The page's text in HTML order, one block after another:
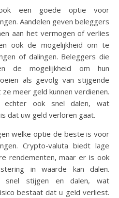
een goede optie voor
Aandelen geven beleggers
aan het vermogen of verlies
ook de mogelijkheid om te
of dalingen. Beleggers die
de mogelijkheid om hun
als gevolg van stijgende
meer geld kunnen verdienen.
echter ook snel dalen, wat
dat uw geld verloren gaat.
welke optie de beste is voor
Crypto-valuta biedt lage
rendementen, maar er is ook
in waarde kan dalen.
snel stijgen en dalen, wat
bestaat dat u geld verliest.